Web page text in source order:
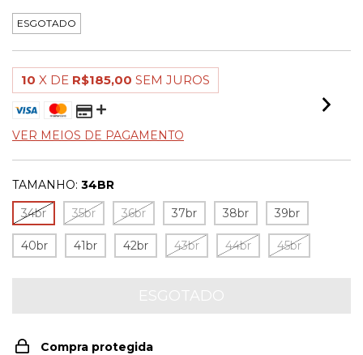
ESGOTADO
10 X DE R$185,00 SEM JUROS
VER MEIOS DE PAGAMENTO
TAMANHO: 34BR
34br
35br 36br 37br 38br 39br
40br 41br 42br 43br 44br 45br
Compra protegida